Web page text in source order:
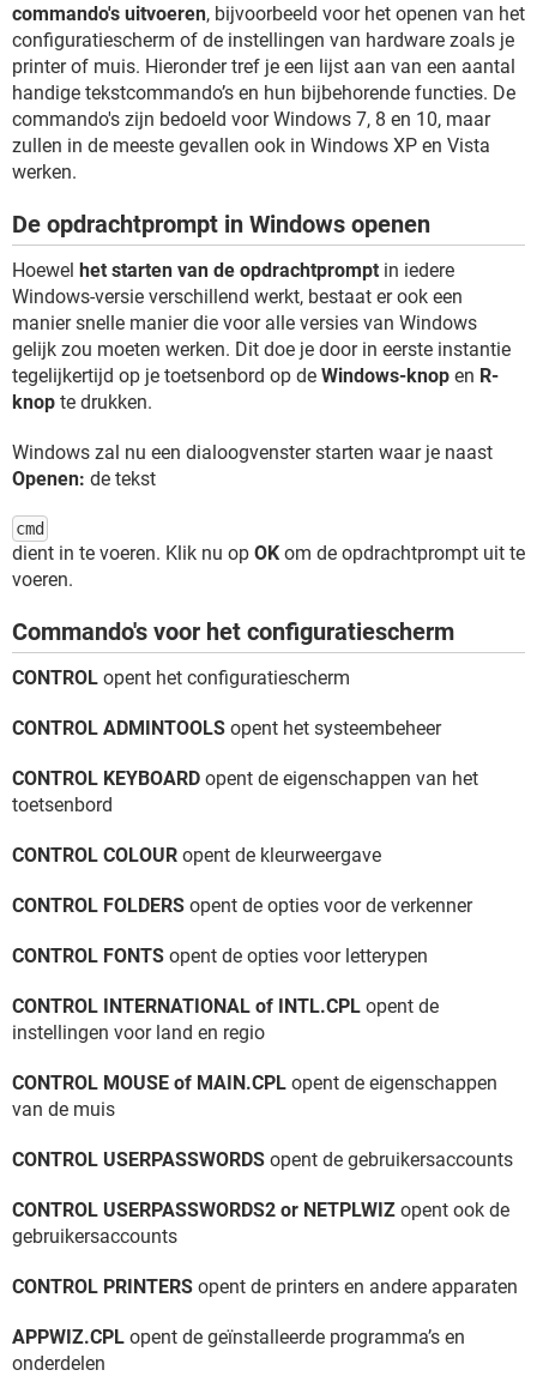
commando's uitvoeren, bijvoorbeeld voor het openen van het
configuratiescherm of de instellingen van hardware zoals je
printer of muis. Hieronder tref je een lijst aan van een aantal
handige tekstcommando’s en hun bijbehorende functies. De
commando's zijn bedoeld voor Windows 7, 8 en 10, maar
zullen in de meeste gevallen ook in Windows XP en Vista
werken.
De opdrachtprompt in Windows openen
Hoewel het starten van de opdrachtprompt in iedere
Windows-versie verschillend werkt, bestaat er ook een
manier snelle manier die voor alle versies van Windows
gelijk zou moeten werken. Dit doe je door in eerste instantie
tegelijkertijd op je toetsenbord op de Windows-knop en R-
knop te drukken.
Windows zal nu een dialoogvenster starten waar je naast
Openen: de tekst
cmd
dient in te voeren. Klik nu op OK om de opdrachtprompt uit te
voeren.
Commando's voor het configuratiescherm
CONTROL opent het configuratiescherm
CONTROL ADMINTOOLS opent het systeembeheer
CONTROL KEYBOARD opent de eigenschappen van het
toetsenbord
CONTROL COLOUR opent de kleurweergave
CONTROL FOLDERS opent de opties voor de verkenner
CONTROL FONTS opent de opties voor letterypen
CONTROL INTERNATIONAL of INTL.CPL opent de
instellingen voor land en regio
CONTROL MOUSE of MAIN.CPL opent de eigenschappen
van de muis
CONTROL USERPASSWORDS opent de gebruikersaccounts
CONTROL USERPASSWORDS2 or NETPLWIZ opent ook de
gebruikersaccounts
CONTROL PRINTERS opent de printers en andere apparaten
APPWIZ.CPL opent de geïnstalleerde programma’s en
onderdelen